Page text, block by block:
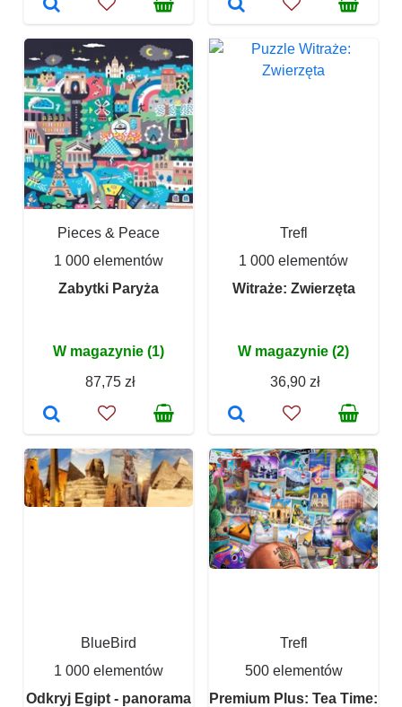
Pieces & Peace
1 000 elementów
Zabytki Paryża
W magazynie (1)
87,75 zł
Trefl
1 000 elementów
Witraże: Zwierzęta
W magazynie (2)
36,90 zł
BlueBird
1 000 elementów
Odkryj Egipt - panorama
Trefl
500 elementów
Premium Plus: Tea Time: